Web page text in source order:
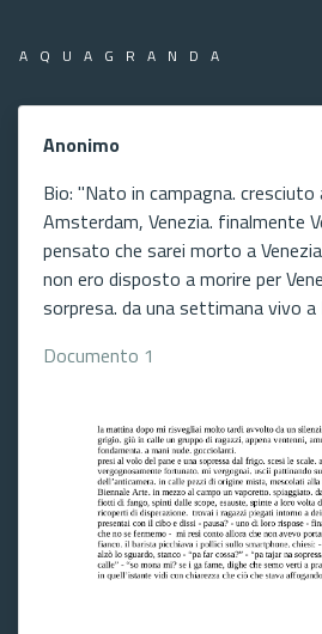
AQUAGRANDA
Anonimo
Bio: "Nato in campagna. cresciuto
Amsterdam, Venezia. finalmente
pensato che sarei morto a
non ero disposto a morire per
sorpresa. da una settimana vivo a
Documento 1